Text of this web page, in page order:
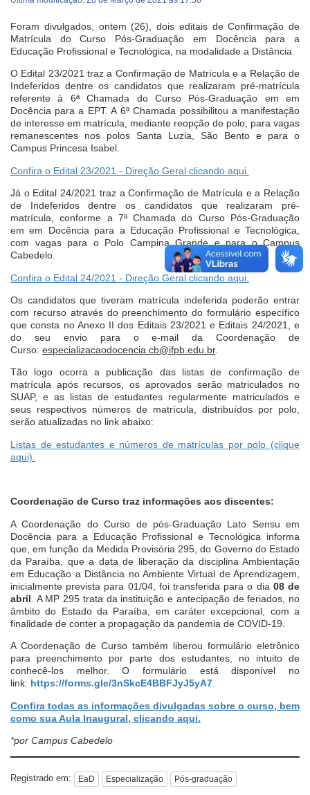
Foram divulgados, ontem (26), dois editais de Confirmação de
Matrícula do Curso Pós-Graduação em Docência para a
Educação Profissional e Tecnológica, na modalidade a Distância.
O Edital 23/2021 traz a Confirmação de Matrícula e a Relação de
Indeferidos dentre os candidatos que realizaram pré-matrícula
referente à 6ª Chamada do Curso Pós-Graduação em em
Docência para a EPT. A 6ª Chamada possibilitou a manifestação
de interesse em matrícula, mediante reopção de polo, para vagas
remanescentes nos polos Santa Luzia, São Bento e para o
Campus Princesa Isabel.
Confira o Edital 23/2021 - Direção Geral clicando aqui.
Já o Edital 24/2021 traz a Confirmação de Matrícula e a Relação
de Indeferidos dentre os candidatos que realizaram pré-
matrícula, conforme a 7ª Chamada do Curso Pós-Graduação
em em Docência para a Educação Profissional e Tecnológica,
com vagas para o Polo Campina Grande e para o Campus
Cabedelo.
Confira o Edital 24/2021 - Direção Geral clicando aqui.
Os candidatos que tiveram matrícula indeferida poderão entrar
com recurso através do preenchimento do formulário específico
que consta no Anexo II dos Editais 23/2021 e Editais 24/2021, e
do seu envio para o e-mail da Coordenação de
Curso: especializacaodocencia.cb@ifpb.edu.br.
Tão logo ocorra a publicação das listas de confirmação de
matrícula após recursos, os aprovados serão matriculados no
SUAP, e as listas de estudantes regularmente matriculados e
seus respectivos números de matrícula, distribuídos por polo,
serão atualizadas no link abaixo:
Listas de estudantes e números de matrículas por polo (clique
aqui).
Coordenação de Curso traz informações aos discentes:
A Coordenação do Curso de pós-Graduação Lato Sensu em
Docência para a Educação Profissional e Tecnológica informa
que, em função da Medida Provisória 295, do Governo do Estado
da Paraíba, que a data de liberação da disciplina Ambientação
em Educação a Distância no Ambiente Virtual de Aprendizagem,
inicialmente prevista para 01/04, foi transferida para o dia 08 de
abril . A MP 295 trata da instituição e antecipação de feriados, no
âmbito do Estado da Paraíba, em caráter excepcional, com a
finalidade de conter a propagação da pandemia de COVID-19.
A Coordenação de Curso também liberou formulário eletrônico
para preenchimento por parte dos estudantes, no intuito de
conhecê-los melhor. O formulário está disponível no
link: https://forms.gle/3nSkcE4BBFJyJ5yA7.
Confira todas as informações divulgadas sobre o curso, bem
como sua Aula Inaugural, clicando aqui.
*por Campus Cabedelo
Registrado em: EaD Especialização Pós-graduação